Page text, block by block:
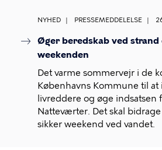
NYHED PRESSEMEDDELELSE
Øger beredskab ved strand
weekenden
Det varme sommervejr i de
Københavns Kommune til
livreddere og øge indsatsen
Natteværter. Det skal
sikker weekend ved vandet.